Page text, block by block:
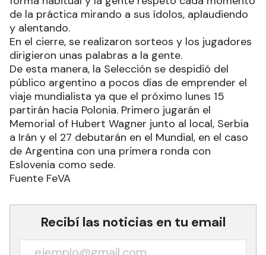
La Selección masculina vivió el miércoles último
una jornada muy especial con la despedida junto
al público, que se acercó en gran número al
Polideportivo del CeNARD para presenciar el
entrenamiento del plantel dirigido por Marcelo
Méndez.
La gente empezó a llegar con una hora de
anticipación y se fue ubicando en las dos
tribunas habilitadas para el evento. Además, hubo
animación y el clásico polaco animado por el
público.
Luego, Argentina realizó su entrenamiento de
de la práctica mirando a sus ídolos, aplaudiendo
y alentando.
dirigieron unas palabras a la gente.